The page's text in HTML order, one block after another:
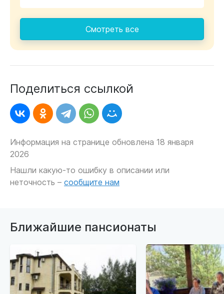
Смотреть все
Поделиться ссылкой
Информация на странице обновлена 18 января
2026
Нашли какую-то ошибку в описании или
неточность – сообщите нам
Ближайшие пансионаты